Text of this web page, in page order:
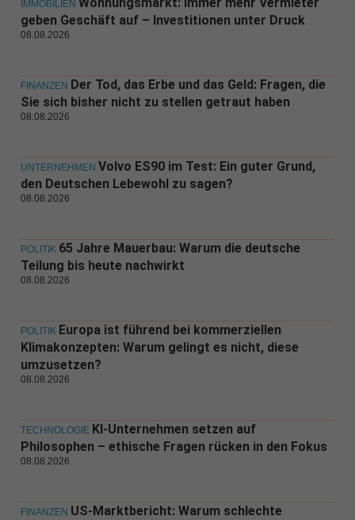
IMMOBILIEN
geben Geschäft auf – Investitionen unter Druck
08.08.2026
FINANZEN Der Tod, das Erbe und das Geld: Fragen, die
Sie sich bisher nicht zu stellen getraut haben
08.08.2026
UNTERNEHMEN Volvo ES90 im Test: Ein guter Grund,
den Deutschen Lebewohl zu sagen?
08.08.2026
POLITIK 65 Jahre Mauerbau: Warum die deutsche
Teilung bis heute nachwirkt
08.08.2026
POLITIK Europa ist führend bei kommerziellen
Klimakonzepten: Warum gelingt es nicht, diese
umzusetzen?
08.08.2026
TECHNOLOGIE KI-Unternehmen setzen auf
Philosophen – ethische Fragen rücken in den Fokus
08.08.2026
FINANZEN US-Marktbericht: Warum schlechte